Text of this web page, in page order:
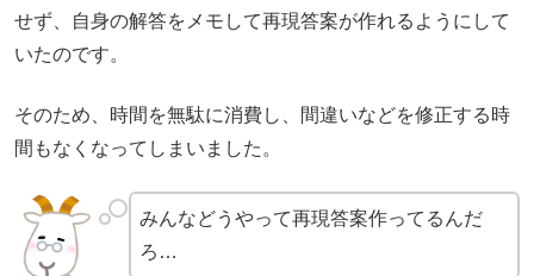
せず、自身の解答をメモして再現答案が作れるようにして
いたのです。
そのため、時間を無駄に消費し、間違いなどを修正する時
間もなくなってしまいました。
みんなどうやって再現答案作ってるんだ
ろ…